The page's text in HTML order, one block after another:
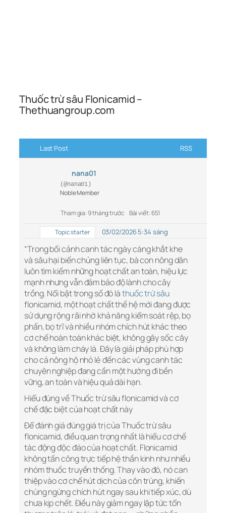
Thuốc trừ sâu Flonicamid –
Thethuangroup.com
Last Post RSS
nana01
(@nana01)
Noble Member
Tham gia: 9 tháng trước Bài viết: 651
Topic starter 03/02/2026 5:34 sáng
“Trong bối cảnh canh tác ngày càng khắt khe
và sâu hại biến chủng liên tục, bà con nông dân
luôn tìm kiếm những hoạt chất an toàn, hiệu lực
mạnh nhưng vẫn đảm bảo độ lành cho cây
trồng. Nổi bật trong số đó làthuốc trừ sâu
flonicamid, một hoạt chất thế hệ mới đang được
sử dụng rộng rãi nhờ khả năng kiểm soát rệp, bọ
phấn, bọ trĩ và nhiều nhóm chích hút khác theo
cơ chế hoàn toàn khác biệt, không gây sốc cây
và không làm cháy lá. Đây là giải pháp phù hợp
cho cả nông hộ nhỏ lẻ đến các vùng canh tác
chuyên nghiệp đang cần một hướng đi bền
vững, an toàn và hiệu quả dài hạn.
Hiểu đúng về Thuốc trừ sâu flonicamid và cơ
chế đặc biệt của hoạt chất này
Để đánh giá đúng giá trị của Thuốc trừ sâu
flonicamid, điều quan trọng nhất là hiểu cơ chế
tác động độc đáo của hoạt chất. Flonicamid
không tấn công trực tiếp hệ thần kinh như nhiều
nhóm thuốc truyền thống. Thay vào đó, nó can
thiệp vào cơ chế hút dịch của côn trùng, khiến
chúng ngừng chích hút ngay sau khi tiếp xúc, dù
chưa kịp chết. Điều này giảm ngay lập tức tổn